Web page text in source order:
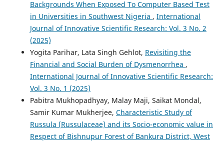
Backgrounds When Exposed To Computer Based Test
in Universities in Southwest Nigeria , International
Journal of Innovative Scientific Research: Vol. 3 No. 2
(2025)
Yogita Parihar, Lata Singh Gehlot, Revisiting the
Financial and Social Burden of Dysmenorrhea ,
International Journal of Innovative Scientific Research:
Vol. 3 No. 1 (2025)
Pabitra Mukhopadhyay, Malay Maji, Saikat Mondal,
Samir Kumar Mukherjee, Characteristic Study of
Russula (Russulaceae) and its Socio-economic value in
Respect of Bishnupur Forest of Bankura District, West